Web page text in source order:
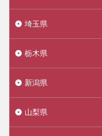
埼玉県
栃木県
新潟県
山梨県